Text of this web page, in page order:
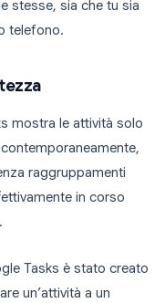
stesse, sia che tu sia
telefono.
mostra le attività solo
raggruppamenti
in corso
Tasks è stato creato
un’attività a un